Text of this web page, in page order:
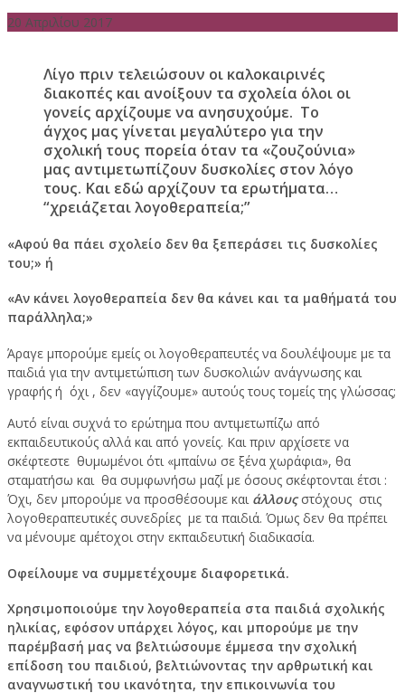
20 Απριλίου 2017
Λίγο πριν τελειώσουν οι καλοκαιρινές
διακοπές και ανοίξουν τα σχολεία όλοι οι
γονείς αρχίζουμε να ανησυχούμε. Το
άγχος μας γίνεται μεγαλύτερο για την
σχολική τους πορεία όταν τα «ζουζούνια»
μας αντιμετωπίζουν δυσκολίες στον λόγο
τους. Και εδώ αρχίζουν τα ερωτήματα…
“χρειάζεται λογοθεραπεία;”
«Αφού θα πάει σχολείο δεν θα ξεπεράσει τις δυσκολίες
του;» ή
«Αν κάνει λογοθεραπεία δεν θα κάνει και τα μαθήματά του
παράλληλα;»
Άραγε μπορούμε εμείς οι λογοθεραπευτές να δουλέψουμε με τα
παιδιά για την αντιμετώπιση των δυσκολιών ανάγνωσης και
γραφής ή όχι , δεν «αγγίζουμε» αυτούς τους τομείς της γλώσσας;
Αυτό είναι συχνά το ερώτημα που αντιμετωπίζω από
εκπαιδευτικούς αλλά και από γονείς. Και πριν αρχίσετε να
σκέφτεστε θυμωμένοι ότι «μπαίνω σε ξένα χωράφια», θα
σταματήσω και θα συμφωνήσω μαζί με όσους σκέφτονται έτσι :
Όχι, δεν μπορούμε να προσθέσουμε και άλλουςστόχους στις
λογοθεραπευτικές συνεδρίες με τα παιδιά. Όμως δεν θα πρέπει
να μένουμε αμέτοχοι στην εκπαιδευτική διαδικασία.
Οφείλουμε να συμμετέχουμε διαφορετικά.
Χρησιμοποιούμε την λογοθεραπεία στα παιδιά σχολικής
ηλικίας, εφόσον υπάρχει λόγος, και μπορούμε με την
παρέμβασή μας να βελτιώσουμε έμμεσα την σχολική
επίδοση του παιδιού, βελτιώνοντας την αρθρωτική και
αναγνωστική του ικανότητα, την επικοινωνία του